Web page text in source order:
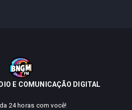
E COMUNICAÇÃO DIGITAL
24 horas com você!